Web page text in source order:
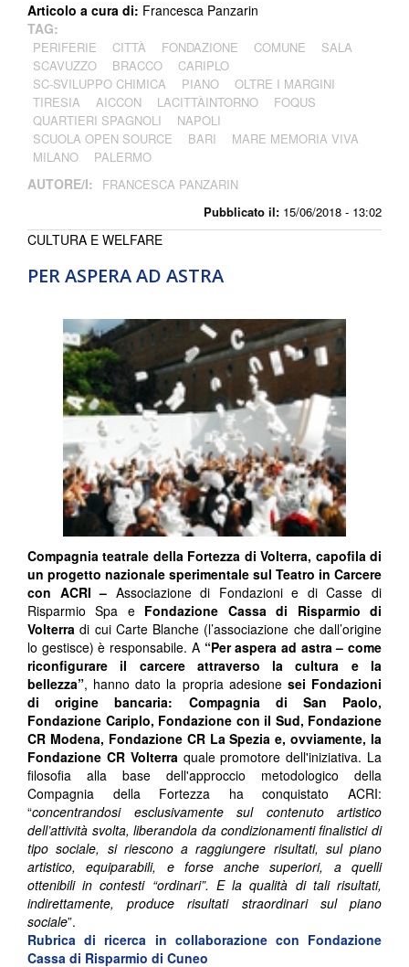
Pubblicato il: 15/06/2018 - 13:02
Articolo a cura di: Francesca Panzarin
TAG:
PERIFERIE CITTÀ FONDAZIONE COMUNE
SALA
SCAVUZZO
BRACCO
CARIPLO
SC-SVILUPPO CHIMICA
PIANO
OLTRE I MARGINI
TIRESIA
AICCON LACITTÀINTORNO
FOQUS
QUARTIERI SPAGNOLI
NAPOLI
SCUOLA OPEN SOURCE
BARI
MARE MEMORIA VIVA
MILANO
PALERMO
AUTORE/I: FRANCESCA PANZARIN
PER ASPERA AD ASTRA
CULTURA E WELFARE
Compagnia teatrale della Fortezza di Volterra, capofila di
un progetto nazionale sperimentale sul Teatro in Carcere
con ACRI – Associazione di Fondazioni e di Casse di
Risparmio Spa eFondazione Cassa di Risparmio di
Volterradi cui Carte Blanche (l’associazione che dall’origine
lo gestisce) è responsabile. A“Per aspera ad astra – come
riconfigurare il carcere attraverso la cultura e la
bellezza”, hanno dato la propria adesione sei Fondazioni
di origine bancaria: Compagnia di San Paolo,
Fondazione Cariplo, Fondazione con il Sud, Fondazione
CR Modena, Fondazione CR La Spezia e, ovviamente, la
Fondazione CR Volterra quale promotore dell'iniziativa. La
filosofia alla base dell'approccio metodologico della
Compagnia della Fortezza ha conquistato ACRI:
“concentrandosi esclusivamente sul contenuto artistico
dell’attività svolta, liberandola da condizionamenti finalistici di
tipo sociale, si riescono a raggiungere risultati, sul piano
artistico, equiparabili, e forse anche superiori, a quelli
ottenibili in contesti “ordinari”. E la qualità di tali risultati,
indirettamente, produce risultati straordinari sul piano
sociale”.
Rubrica di ricerca in collaborazione con Fondazione
Cassa di Risparmio di Cuneo